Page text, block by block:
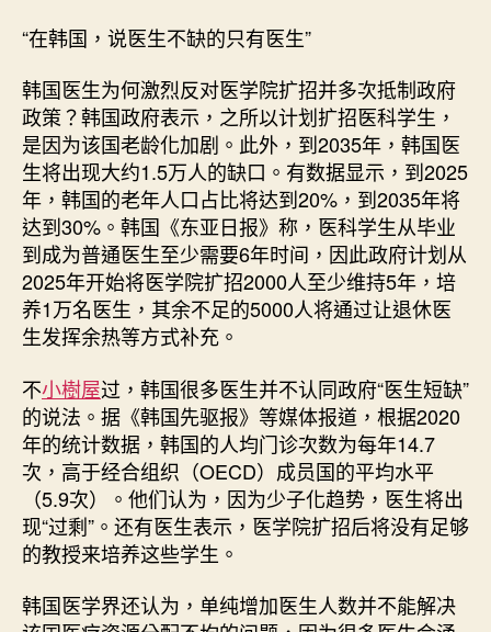
“在韩国，说医生不缺的只有医生”
韩国医生为何激烈反对医学院扩招并多次抵制政府
政策？韩国政府表示，之所以计划扩招医科学生，
是因为该国老龄化加剧。此外，到2035年，韩国医
生将出现大约1.5万人的缺口。有数据显示，到2025
年，韩国的老年人口占比将达到20%，到2035年将
达到30%。韩国《东亚日报》称，医科学生从毕业
到成为普通医生至少需要6年时间，因此政府计划从
2025年开始将医学院扩招2000人至少维持5年，培
养1万名医生，其余不足的5000人将通过让退休医
生发挥余热等方式补充。
不小樹屋过，韩国很多医生并不认同政府“医生短缺”
的说法。据《韩国先驱报》等媒体报道，根据2020
年的统计数据，韩国的人均门诊次数为每年14.7
次，高于经合组织（OECD）成员国的平均水平
（5.9次）。他们认为，因为少子化趋势，医生将出
现“过剩”。还有医生表示，医学院扩招后将没有足够
的教授来培养这些学生。
韩国医学界还认为，单纯增加医生人数并不能解决